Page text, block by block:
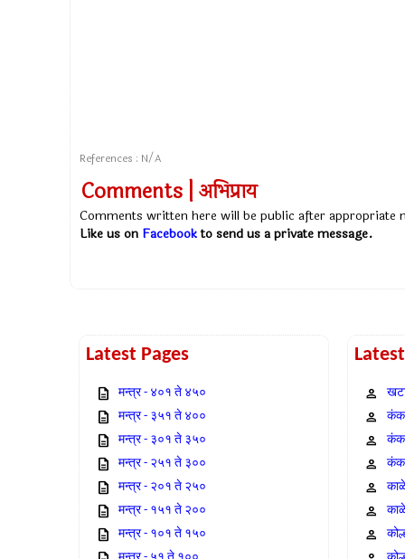
References : N/A
Comments | अभिप्राय
Comments written here will be public after appropriate
Like us on Facebookto send us a private message.
Latest Pages
मन्त्र - ४०१ ते ४५०
मन्त्र - ३५१ ते ४००
मन्त्र - ३०१ ते ३५०
मन्त्र - २५१ ते ३००
मन्त्र - २०१ ते २५०
मन्त्र - १५१ ते २००
मन्त्र - १०१ ते १५०